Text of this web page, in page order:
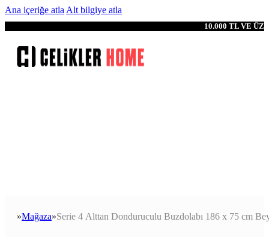
Ana içeriğe atla Alt bilgiye atla
10.000 TL VE
Anasayfa
Mağaza Serie 4 Alttan Donduruculu Buzdolabı 186 x 75 cm